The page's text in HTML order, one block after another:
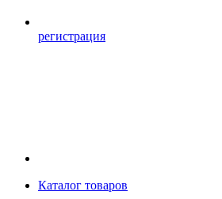
регистрация
Каталог товаров